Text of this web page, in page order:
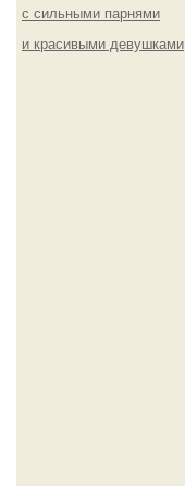
с сильными парнями
и красивыми девушками